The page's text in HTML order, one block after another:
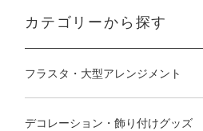
カテゴリーから探す
フラスタ・大型アレンジメント
デコレーション・飾り付けグッズ